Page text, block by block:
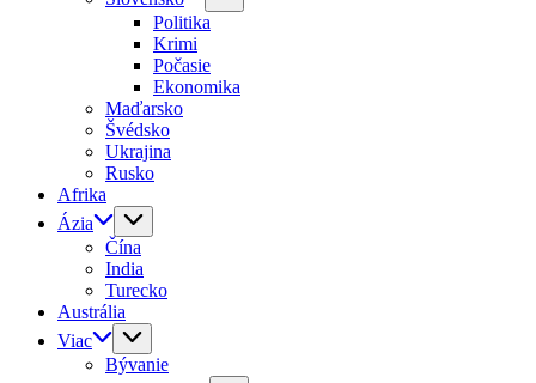
Politika
Krimi
Počasie
Ekonomika
Maďarsko
Švédsko
Ukrajina
Rusko
Afrika
Ázia
Čína
India
Turecko
Austrália
Viac
Bývanie